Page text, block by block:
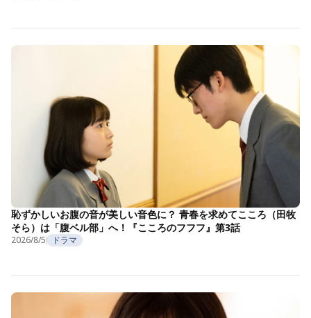
恥ずかしいお腹の音が美しい音色に？ 青春を求めてこころ（田牧
そら）は「腹ベル部」へ！『こころのフフフ』第3話
2026/8/5 ドラマ